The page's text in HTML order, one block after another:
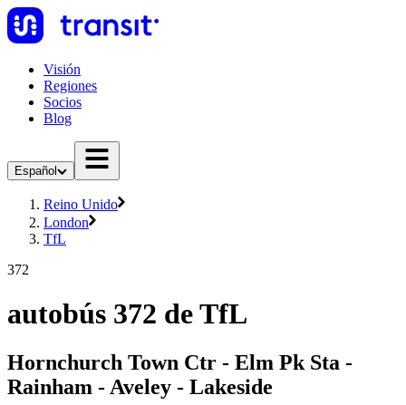
Visión
Regiones
Socios
Blog
Español
Reino Unido
London
TfL
372
autobús 372 de TfL
Hornchurch Town Ctr - Elm Pk Sta -
Rainham - Aveley - Lakeside